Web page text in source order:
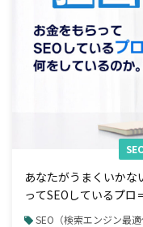
あなたがうまくいかな
ってSEOしているプロ
SEO（検索エンジン最適